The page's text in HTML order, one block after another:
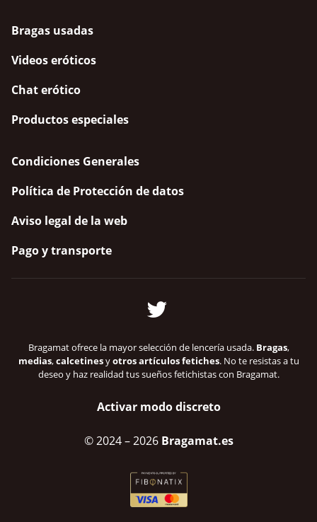
Bragas usadas
Videos eróticos
Chat erótico
Productos especiales
Condiciones Generales
Política de Protección de datos
Aviso legal de la web
Pago y transporte
Bragamat ofrece la mayor selección de lencería usada. Bragas,
medias,calcetinesyotros artículos fetiches. No te resistas a tu
deseo y haz realidad tus sueños fetichistas con Bragamat.
Activar modo discreto
© 2024– 2026 Bragamat.es